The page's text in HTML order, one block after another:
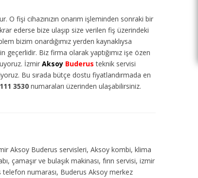
O fişi cihazınızın onarım işleminden sonraki bir
ederse bize ulaşıp size verilen fiş üzerindeki
bizim onardığımız yerden kaynaklıysa
geçerlidir. Biz firma olarak yaptığımız işe özen
İzmir Aksoy Buderus teknik servisi
Bu sırada bütçe dostu fiyatlandırmada en
3530 numaraları üzerinden ulaşabilirsiniz.
Aksoy Buderus servisleri, Aksoy kombi, klima
ve bulaşık makinası, fırın servisi, izmir
numarası, Buderus Aksoy merkez